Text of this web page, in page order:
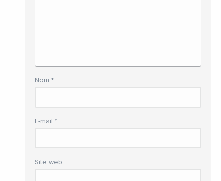
Nom *
E-mail *
Site web